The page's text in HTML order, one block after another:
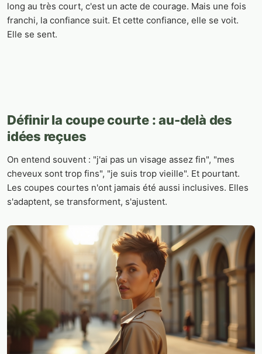
long au très court, c'est un acte de courage. Mais une fois
franchi, la confiance suit. Et cette confiance, elle se voit.
Elle se sent.
Définir la coupe courte : au-delà des
idées reçues
On entend souvent : "j'ai pas un visage assez fin", "mes
cheveux sont trop fins", "je suis trop vieille". Et pourtant.
Les coupes courtes n'ont jamais été aussi inclusives. Elles
s'adaptent, se transforment, s'ajustent.